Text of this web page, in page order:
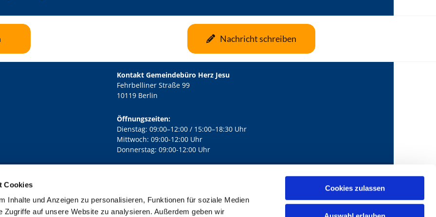
Cookies
Inhalte und Anzeigen zu personalisieren, Funktionen für soziale Medien
Zugriffe auf unsere Website zu analysieren. Außerdem geben wir
Cookies zulassen
Nachricht schreiben
Kontakt Gemeindebüro Herz Jesu
Fehrbelliner Straße 99
10119 Berlin
Öffnungszeiten:
Dienstag: 09:00–12:00 / 15:00–18:30 Uhr
Mittwoch: 09:00-12:00 Uhr
Donnerstag: 09:00-12:00 Uhr
Lichtenberg Berlin-Mitte · Yorckstr. 88C, 10965 Berlin mail@bernhard-lichtenberg.berlin
Kontaktinformationen Impressum